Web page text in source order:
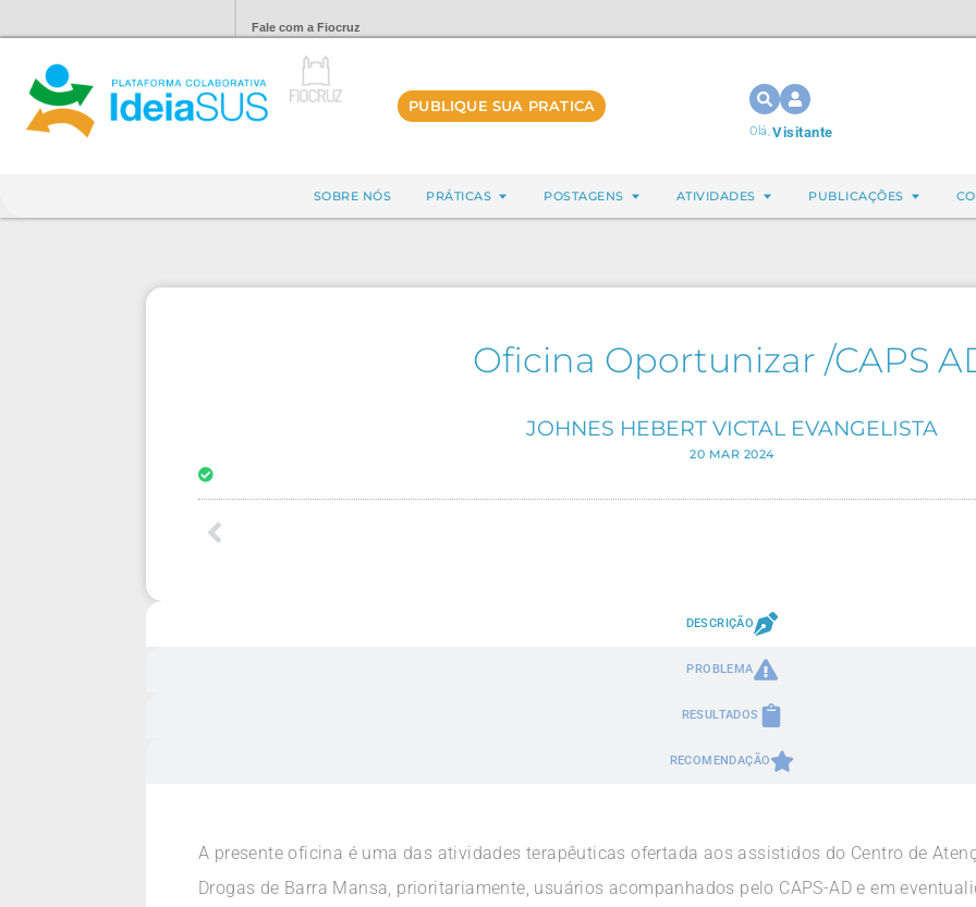
Fale com a Fiocruz
PUBLIQUE SUA PRATICA
Olá,Visitante
SOBRE NÓS PRÁTICAS POSTAGENS ATIVIDADES PUBLICAÇÕES
Oficina Oportunizar /CAPS
JOHNES HEBERT VICTAL EVANGELISTA
20 MAR 2024
DESCRIÇÃO
PROBLEMA
RESULTADOS
RECOMENDAÇÃO
A presente oficina é uma das atividades terapêuticas ofertada aos assistidos do Centro de
Drogas de Barra Mansa, prioritariamente, usuários acompanhados pelo CAPS-AD e em